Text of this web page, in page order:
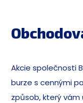
Akcie společnosti
burze s cennými
způsob, který